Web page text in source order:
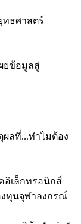
ทธศาสตร์
ยข้อมูลสู่
ผลที่...ทำไมต้อง
อิเล็กทรอนิกส์
งทุนจุฬาลงกรณ์